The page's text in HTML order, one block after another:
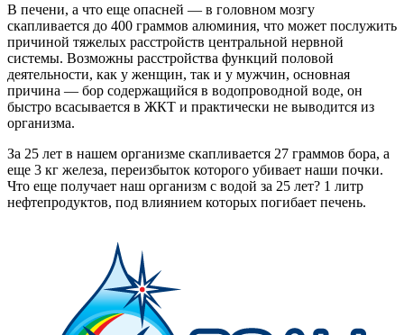
В печени, а что еще опасней — в головном мозгу
скапливается до 400 граммов алюминия, что может послужить
причиной тяжелых расстройств центральной нервной
системы. Возможны расстройства функций половой
деятельности, как у женщин, так и у мужчин, основная
причина — бор содержащийся в водопроводной воде, он
быстро всасывается в ЖКТ и практически не выводится из
организма.
За 25 лет в нашем организме скапливается 27 граммов бора, а
еще 3 кг железа, переизбыток которого убивает наши почки.
Что еще получает наш организм с водой за 25 лет? 1 литр
нефтепродуктов, под влиянием которых погибает печень.